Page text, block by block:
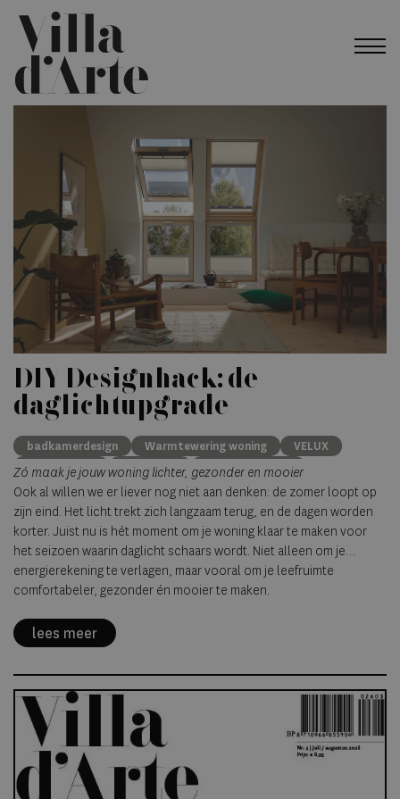
DIY Designhack: de
daglichtupgrade
badkamerdesign Warmtewering woning
VELUX
Rolgordijnen
Dakramen
Daglicht woning
Badkamers
Dakkapel Slaapkamer
Verbouwen
Bovenlicht
Zó maak je jouw woning lichter, gezonder en mooier
Ook al willen we er liever nog niet aan denken: de zomer loopt op
zijn eind. Het licht trekt zich langzaam terug, en de dagen worden
korter. Juist nu is hét moment om je woning klaar te maken voor
het seizoen waarin daglicht schaars wordt. Niet alleen om je
energierekening te verlagen, maar vooral om je leefruimte
comfortabeler, gezonder én mooier te maken.
lees meer